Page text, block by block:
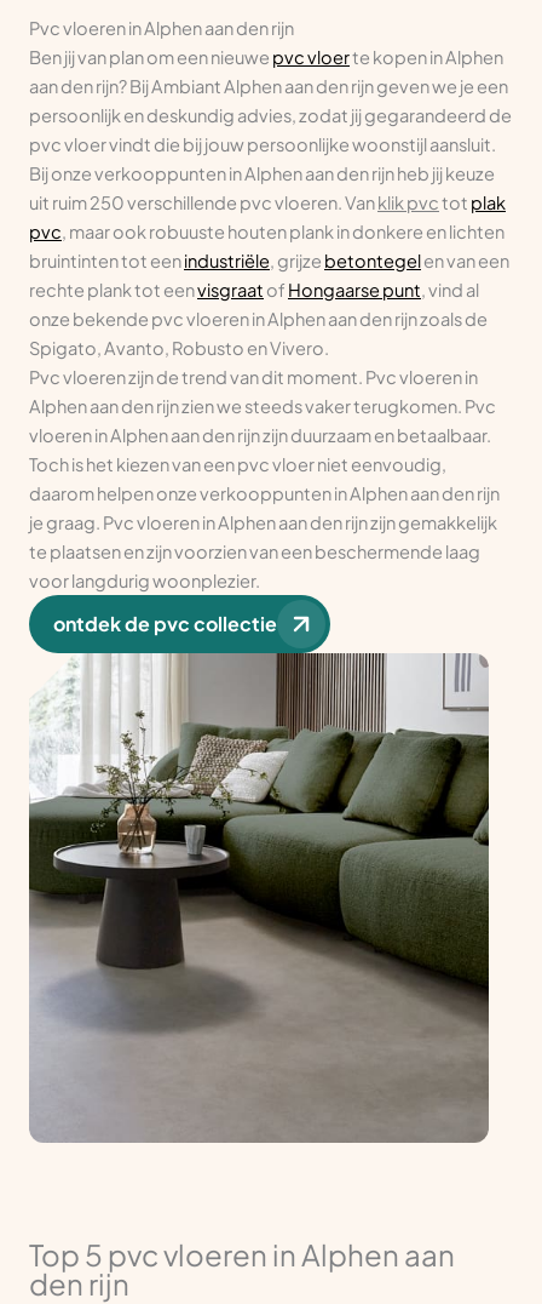
Pvc vloeren in Alphen aan den rijn
Ben jij van plan om een nieuwe pvc vloerte kopen in Alphen
aan den rijn? Bij Ambiant Alphen aan den rijn geven we je een
persoonlijk en deskundig advies, zodat jij gegarandeerd de
pvc vloer vindt die bij jouw persoonlijke woonstijl aansluit.
Bij onze verkooppunten in Alphen aan den rijn heb jij keuze
uit ruim 250 verschillende pvc vloeren. Vanklik pvctot plak
pvc, maar ook robuuste houten plank in donkere en lichten
bruintinten tot eenindustriële, grijze betontegelen van een
rechte plank tot eenvisgraat of Hongaarse punt, vind al
onze bekende pvc vloeren in Alphen aan den rijn zoals de
Spigato, Avanto, Robusto en Vivero.
Pvc vloeren zijn de trend van dit moment. Pvc vloeren in
Alphen aan den rijn zien we steeds vaker terugkomen. Pvc
vloeren in Alphen aan den rijn zijn duurzaam en betaalbaar.
Toch is het kiezen van een pvc vloer niet eenvoudig,
daarom helpen onze verkooppunten in Alphen aan den rijn
je graag. Pvc vloeren in Alphen aan den rijn zijn gemakkelijk
te plaatsen en zijn voorzien van een beschermende laag
voor langdurig woonplezier.
ontdek de pvc collectie
Top 5 pvc vloeren in Alphen aan
den rijn